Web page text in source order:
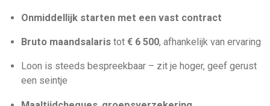
Onmiddellijk starten met een vast contract
Bruto maandsalaristot € 6 500, afhankelijk van ervaring
Loon is steeds bespreekbaar – zit je hoger, geef gerust
een seintje